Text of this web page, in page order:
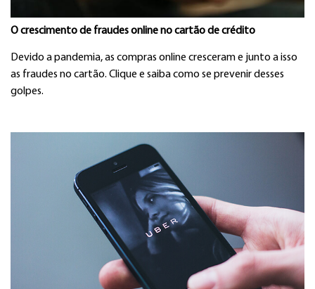
O crescimento de fraudes online no cartão de crédito
Devido a pandemia, as compras online cresceram e junto a isso
as fraudes no cartão. Clique e saiba como se prevenir desses
golpes.